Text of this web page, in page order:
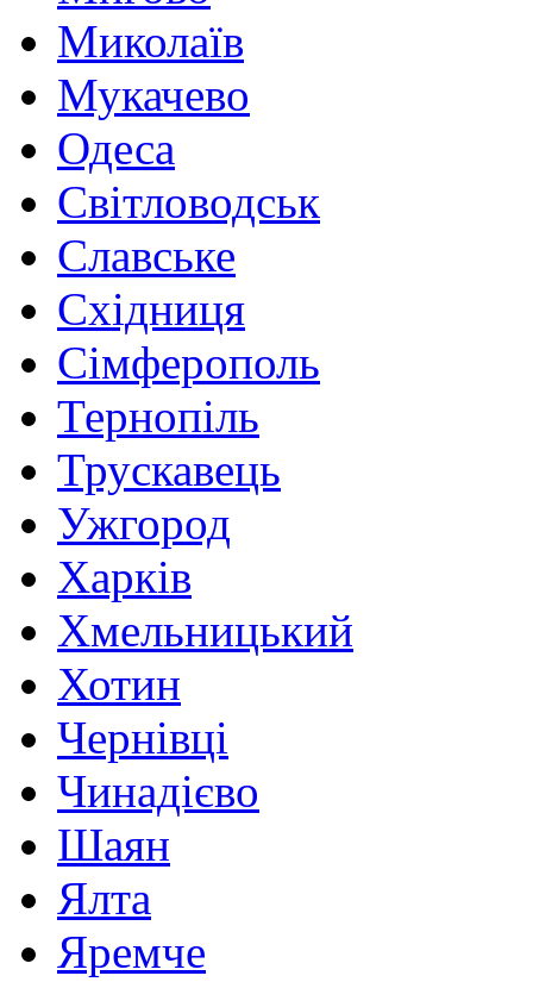
Миколаїв
Мукачево
Одеса
Світловодськ
Славське
Східниця
Сімферополь
Тернопіль
Трускавець
Ужгород
Харків
Хмельницький
Хотин
Чернівці
Чинадієво
Шаян
Ялта
Яремче